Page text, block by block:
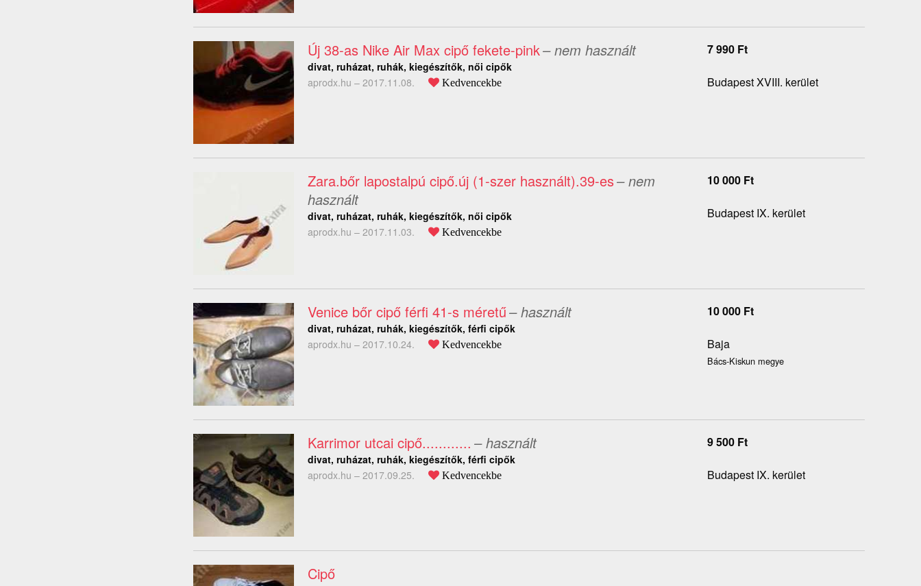
Új 38-as Nike Air Max cipő fekete-pink– nem használt
divat, ruházat, ruhák, kiegészítők, női cipők
aprodx.hu – 2017.11.08. Kedvencekbe
7 990 Ft
Budapest XVIII. kerület
Zara.bőr lapostalpú cipő.új (1-szer használt).39-es– nem
használt
divat, ruházat, ruhák, kiegészítők, női cipők
aprodx.hu – 2017.11.03. Kedvencekbe
10 000 Ft
Budapest IX. kerület
Venice bőr cipő férfi 41-s méretű– használt
divat, ruházat, ruhák, kiegészítők, férfi cipők
aprodx.hu – 2017.10.24. Kedvencekbe
10 000 Ft
Baja
Bács-Kiskun megye
Karrimor utcai cipő............ – használt
divat, ruházat, ruhák, kiegészítők, férfi cipők
aprodx.hu – 2017.09.25. Kedvencekbe
9 500 Ft
Budapest IX. kerület
Cipő